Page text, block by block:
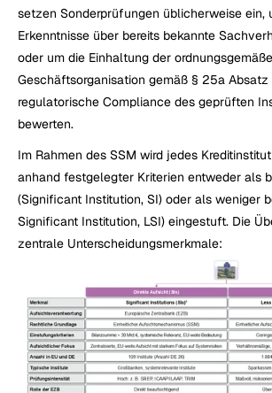
setzen Sonderprüfungen üblicherweise ein,
Erkenntnisse über bereits bekannte
oder um die Einhaltung der
Geschäftsorganisation gemäß § 25a Absatz
regulatorische Compliance des geprüften
bewerten.
Im Rahmen des SSM wird jedes
anhand festgelegter Kriterien entweder als
(Significant Institution, SI) oder als weniger
Significant Institution, LSI) eingestuft. Die
zentrale Unterscheidungsmerkmale: